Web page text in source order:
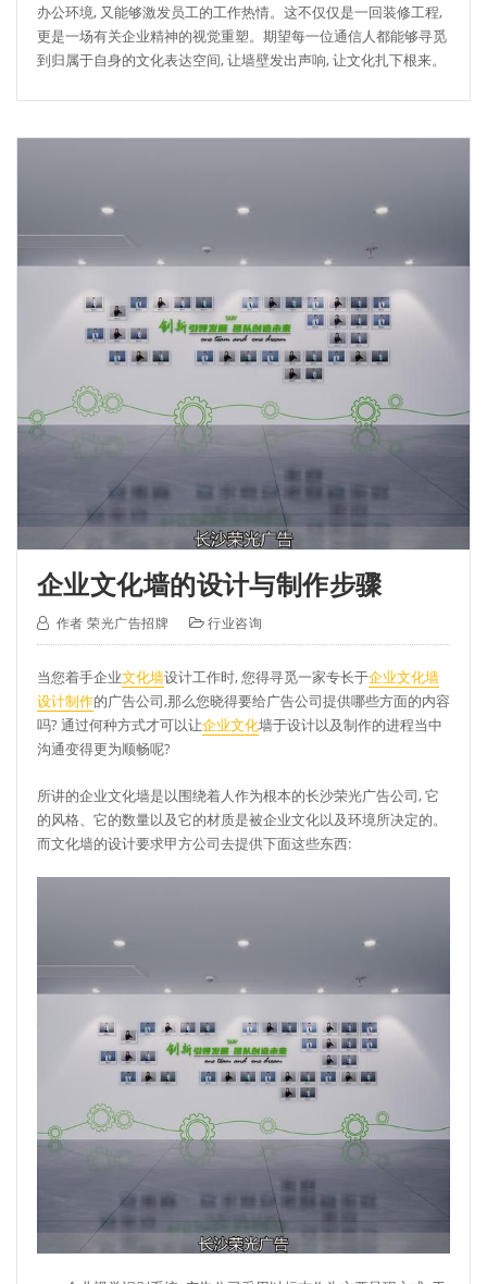
办公环境, 又能够激发员工的工作热情。这不仅仅是一回装修工程,
更是一场有关企业精神的视觉重塑。期望每一位通信人都能够寻觅
到归属于自身的文化表达空间, 让墙壁发出声响, 让文化扎下根来。
企业文化墙的设计与制作步骤
作者荣光广告招牌 行业咨询
当您着手企业文化墙设计工作时, 您得寻觅一家专长于企业文化墙
设计制作的广告公司,那么您晓得要给广告公司提供哪些方面的内容
吗? 通过何种方式才可以让企业文化墙于设计以及制作的进程当中
沟通变得更为顺畅呢?
所讲的企业文化墙是以围绕着人作为根本的长沙荣光广告公司, 它
的风格、它的数量以及它的材质是被企业文化以及环境所决定的。
而文化墙的设计要求甲方公司去提供下面这些东西: